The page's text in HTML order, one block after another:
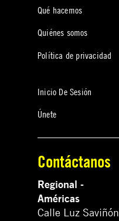
Qué hacemos
Quiénes somos
Política de privacidad
Inicio De Sesión
Únete
Contáctanos
Regional -
Américas
Calle Luz Saviñón